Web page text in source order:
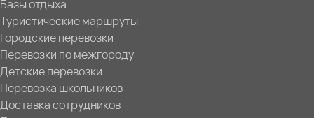
Базы отдыха
Туристические маршруты
Городские перевозки
Перевозки по межгороду
Детские перевозки
Перевозка школьников
Доставка сотрудников